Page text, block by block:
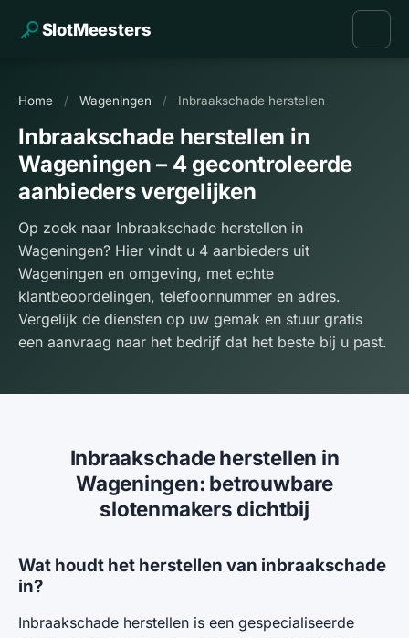
SlotMeesters
Home / Wageningen / Inbraakschade herstellen
Inbraakschade herstellen in
Wageningen – 4 gecontroleerde
aanbieders vergelijken
Op zoek naar Inbraakschade herstellen in
Wageningen? Hier vindt u 4 aanbieders uit
Wageningen en omgeving, met echte
klantbeoordelingen, telefoonnummer en adres.
Vergelijk de diensten op uw gemak en stuur gratis
een aanvraag naar het bedrijf dat het beste bij u past.
Inbraakschade herstellen in
Wageningen: betrouwbare
slotenmakers dichtbij
Wat houdt het herstellen van inbraakschade
in?
Inbraakschade herstellen is een gespecialiseerde